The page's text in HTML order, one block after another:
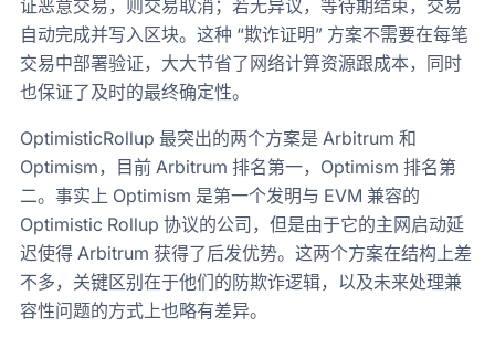
证恶意交易，则交易取消；若无异议，等待期结束，交易
自动完成并写入区块。这种 “欺诈证明” 方案不需要在每笔
交易中部署验证，大大节省了网络计算资源跟成本，同时
也保证了及时的最终确定性。
OptimisticRollup 最突出的两个方案是 Arbitrum 和
Optimism，目前 Arbitrum 排名第一，Optimism 排名第
二。事实上 Optimism 是第一个发明与 EVM 兼容的
Optimistic Rollup 协议的公司，但是由于它的主网启动延
迟使得 Arbitrum 获得了后发优势。这两个方案在结构上差
不多，关键区别在于他们的防欺诈逻辑，以及未来处理兼
容性问题的方式上也略有差异。